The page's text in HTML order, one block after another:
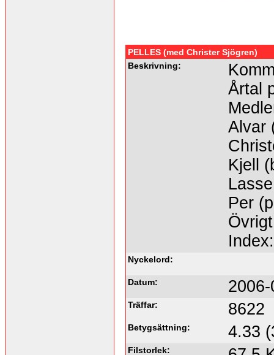
PELLES (med Christer Sjögren)
Beskrivning:
Årtal
Alvar
Kjell
Per
Nyckelord:
Datum:
Träffar: 8622
Betygsättning: 4.33
Filstorlek: